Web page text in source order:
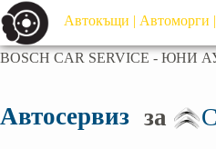
Автокъщи | Автоморги
BOSCH CAR SERVICE - ЮНИ
Автосервиз за